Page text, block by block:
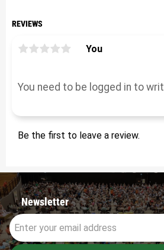
REVIEWS
You
Be the first to leave a review.
Newsletter